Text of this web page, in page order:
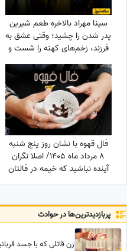
سینا مهراد بالاخره طعم شیرین
پدر شدن را چشید؛ وقتی عشق به
فرزند، زخم‌های کهنه را شست و
در نهایت همان چیزی نصیبش
شد که مردها از زندگی
می‌خواهند!
فال قهوه با نشان روز پنج شنبه
8 مرداد ماه 1405/ اصلا نگران
آینده نباشید که خیمه در فالتان
تامین مالی است و افزایش مال و
پربازدید‌ترین‌ها در حوادث
زن قاتلی که با جسد